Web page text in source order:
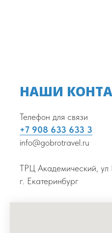
НАШИ
Телефон для связи
+7 908 633 633 3
info@gobrotravel.ru
ТРЦ Академический, ул
г. Екатеринбург